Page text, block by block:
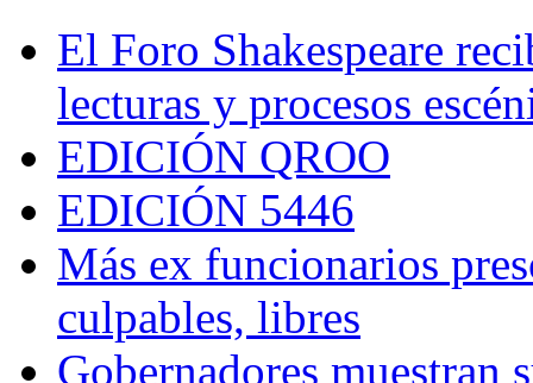
El Foro Shakespeare
lecturas y procesos
EDICIÓN QROO
EDICIÓN 5446
Más ex funcionarios
culpables, libres
Gobernadores muestran